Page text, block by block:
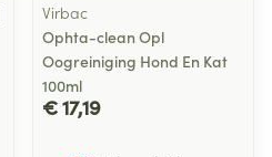
Virbac
Ophta-clean Opl
Oogreiniging Hond En Kat
100ml
€ 17,19